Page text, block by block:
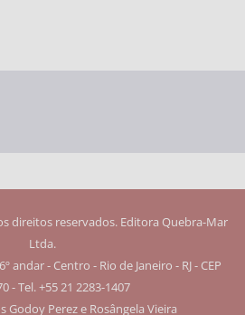
direitos reservados. Editora Quebra-Mar
Ltda.
andar - Centro - Rio de Janeiro - RJ - CEP
- Tel. +55 21 2283-1407
Godoy Perez e Rosângela Vieira